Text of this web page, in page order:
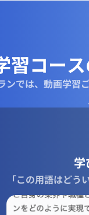
習コー
ンでは、動画学習
「この用語はど